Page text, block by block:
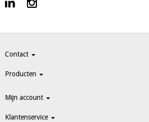
Contact
Producten
Mijn account
Klantenservice